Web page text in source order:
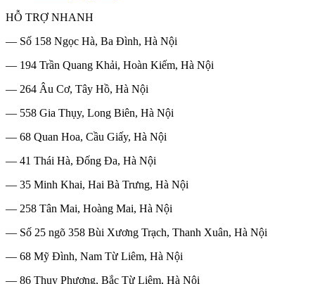
HỖ TRỢ NHANH
— Số 158 Ngọc Hà, Ba Đình, Hà Nội
— 194 Trần Quang Khải, Hoàn Kiếm, Hà Nội
— 264 Âu Cơ, Tây Hồ, Hà Nội
— 558 Gia Thụy, Long Biên, Hà Nội
— 68 Quan Hoa, Cầu Giấy, Hà Nội
— 41 Thái Hà, Đống Đa, Hà Nội
— 35 Minh Khai, Hai Bà Trưng, Hà Nội
— 258 Tân Mai, Hoàng Mai, Hà Nội
— Số 25 ngõ 358 Bùi Xương Trạch, Thanh Xuân, Hà Nội
— 68 Mỹ Đình, Nam Từ Liêm, Hà Nội
— 86 Thuỵ Phương, Bắc Từ Liêm, Hà Nội